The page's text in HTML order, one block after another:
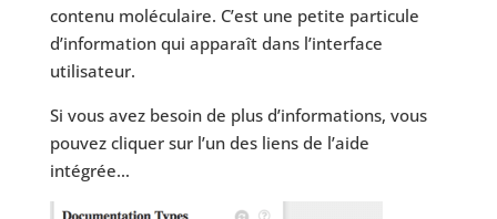
contenu moléculaire. C’est une petite particule
d’information qui apparaît dans l’interface
utilisateur.
Si vous avez besoin de plus d’informations, vous
pouvez cliquer sur l’un des liens de l’aide
intégrée…